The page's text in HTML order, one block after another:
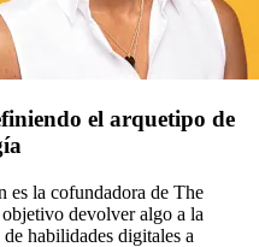
el arquetipo de
es la cofundadora de The
devolver algo a la
habilidades digitales a